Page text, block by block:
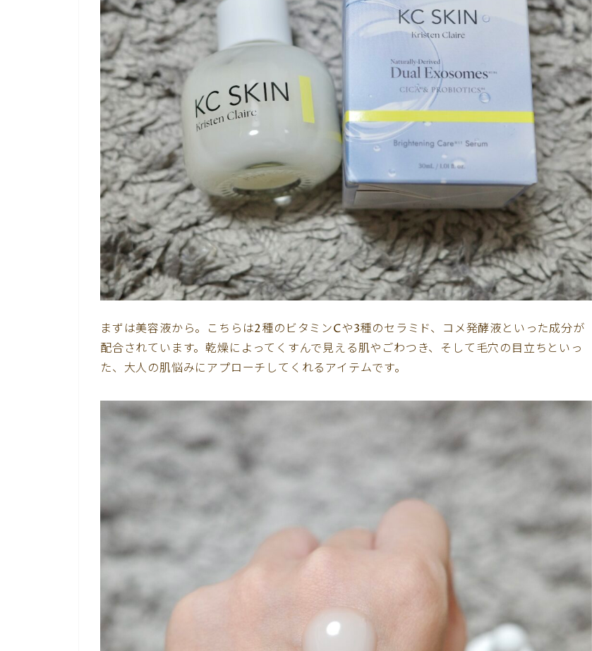
まずは美容液から。こちらは2種のビタミンCや3種のセラミド、コメ発酵液といった成分が
配合されています。乾燥によってくすんで見える肌やごわつき、そして毛穴の目立ちといっ
た、大人の肌悩みにアプローチしてくれるアイテムです。